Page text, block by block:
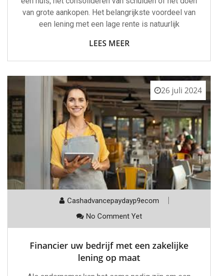
van grote aankopen. Het belangrijkste voordeel van
een lening met een lage rente is natuurlijk
LEES MEER
26 juli 2024
Cashadvancepaydayp9ecom
No Comment Yet
Financier uw bedrijf met een zakelijke
lening op maat